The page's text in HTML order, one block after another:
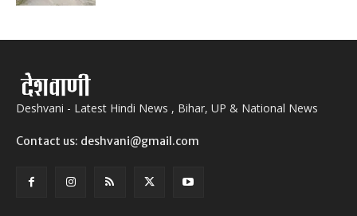
Deshvani - Latest Hindi News , Bihar, UP & National News
Contact us: deshvani@gmail.com